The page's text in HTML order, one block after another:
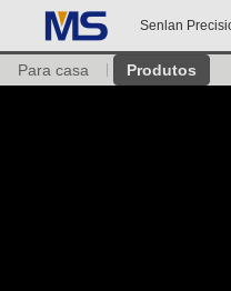
Senlan
Para casa Produtos